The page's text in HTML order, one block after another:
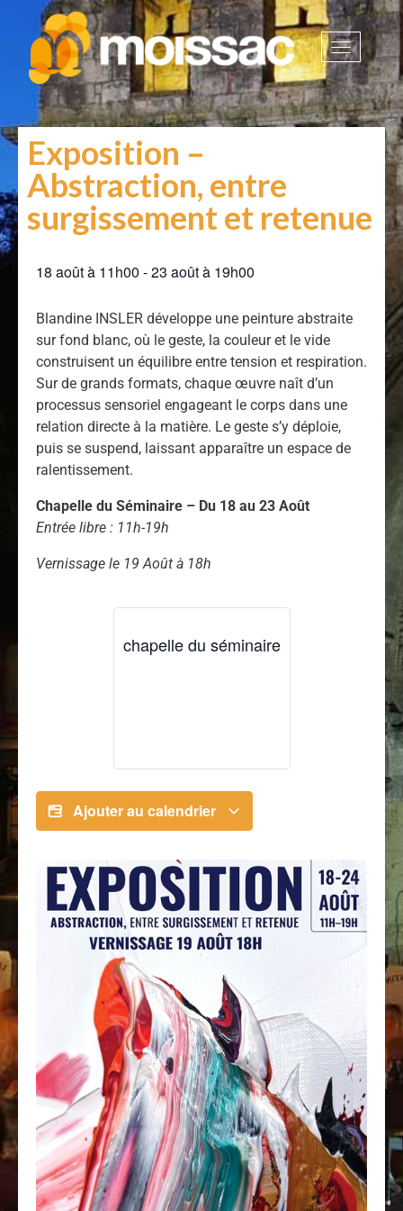
Afficher
la
Exposition –
Abstraction, entre
surgissement et retenue
18 aoûtà 11h00 -23 aoûtà 19h00
Blandine INSLER développe une peinture abstraite
sur fond blanc, où le geste, la couleur et le vide
construisent un équilibre entre tension et respiration.
Sur de grands formats, chaque œuvre naît d’un
processus sensoriel engageant le corps dans une
relation directe à la matière. Le geste s’y déploie,
puis se suspend, laissant apparaître un espace de
ralentissement.
Chapelle du Séminaire – Du 18 au 23 Août
Entrée libre : 11h-19h
Vernissage le 19 Août à 18h
chapelle du séminaire
Ajouter au calendrier